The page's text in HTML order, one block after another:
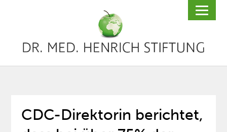
CDC-Direktorin berichtet,